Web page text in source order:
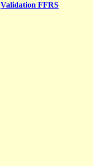
Validation FFRS